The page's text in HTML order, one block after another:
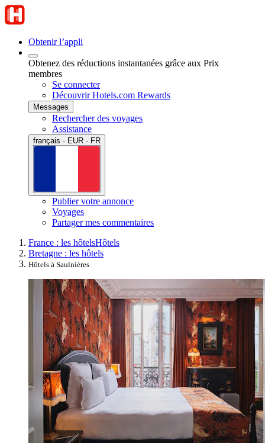
Obtenir l’appli
Obtenez des réductions instantanées grâce aux Prix
membres
Se connecter
Découvrir Hotels.com Rewards
Messages
Rechercher des voyages
Assistance
français · EUR · FR
Publier votre annonce
Voyages
Partager mes commentaires
France : les hôtelsHôtels
Bretagne : les hôtels
Hôtels à Saulnières